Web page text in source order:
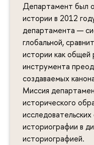
Департамент был
истории в 2012
департамента —
глобальной,
истории как общей
инструмента
создаваемых
Миссия
исторического
историографии в
историографией.